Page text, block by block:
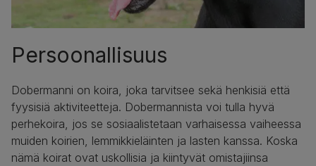
Persoonallisuus
Dobermanni on koira, joka tarvitsee sekä henkisiä että
fyysisiä aktiviteetteja. Dobermannista voi tulla hyvä
perhekoira, jos se sosiaalistetaan varhaisessa vaiheessa
muiden koirien, lemmikkieläinten ja lasten kanssa. Koska
nämä koirat ovat uskollisia ja kiintyvät omistajiinsa